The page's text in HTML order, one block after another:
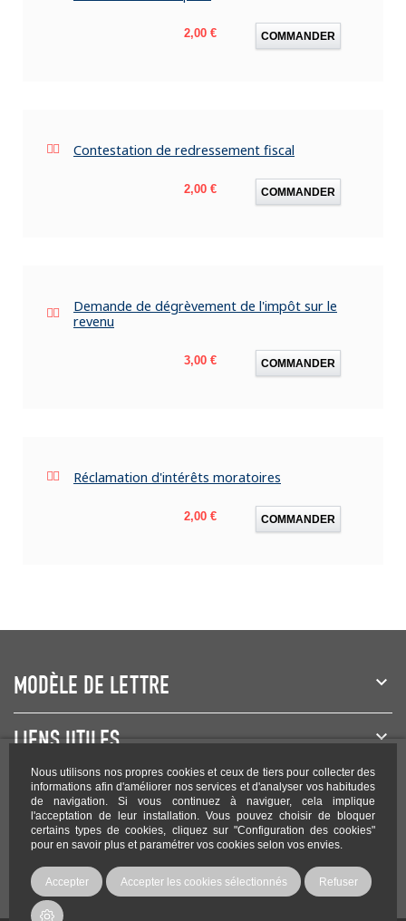
Nous utilisons nos propres cookies et ceux de tiers pour collecter des
informations afin d'améliorer nos services et d'analyser vos habitudes
de navigation. Si vous continuez à naviguer, cela implique
l'acceptation de leur installation. Vous pouvez choisir de bloquer
certains types de cookies, cliquez sur "Configuration des cookies"
pour en savoir plus et paramétrer vos cookies selon vos envies.
Accepter Accepter les cookies sélectionnés Refuser
Prix
2,00 € COMMANDER
Contestation de redressement fiscal
Prix
2,00 € COMMANDER
Demande de dégrèvement de l'impôt sur le
revenu
Prix
3,00 € COMMANDER
Réclamation d'intérêts moratoires
Prix
2,00 € COMMANDER
MODÈLE DE LETTRE
LIENS UTILES
NEWSLETTER